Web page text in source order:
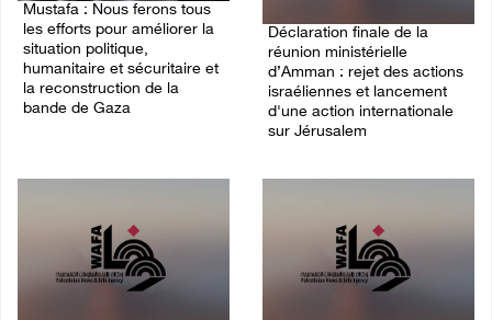
Mustafa : Nous ferons tous
les efforts pour améliorer la
situation politique,
humanitaire et sécuritaire et
la reconstruction de la
bande de Gaza
Déclaration finale de la
réunion ministérielle
d’Amman : rejet des actions
israéliennes et lancement
d'une action internationale
sur Jérusalem